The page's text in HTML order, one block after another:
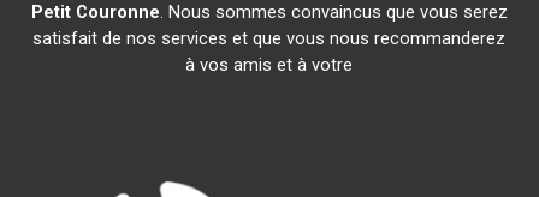
Petit Couronne. Nous sommes convaincus que vous serez
satisfait de nos services et que vous nous recommanderez
à vos amis et à votre